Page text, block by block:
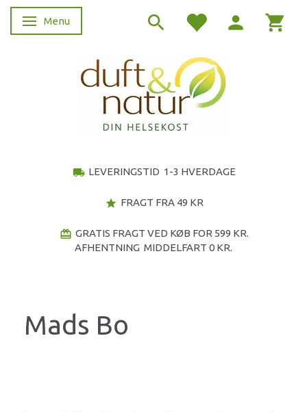
Skifte navigation
Menu
local_shipping LEVERINGSTID 1-3 HVERDAGE
star FRAGT FRA 49 KR
redeem GRATIS FRAGT VED KØB FOR 599 KR.
AFHENTNING MIDDELFART 0 KR.
Mads Bo